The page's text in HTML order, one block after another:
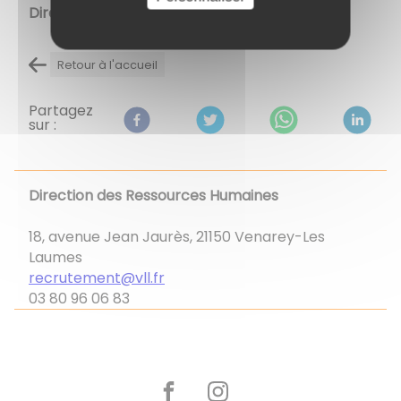
Direction des Ressources Humaines.
Retour à l'accueil
Partagez
sur :
Direction des Ressources Humaines
18, avenue Jean Jaurès, 21150 Venarey-Les
Laumes
recrutement@vll.fr
03 80 96 06 83